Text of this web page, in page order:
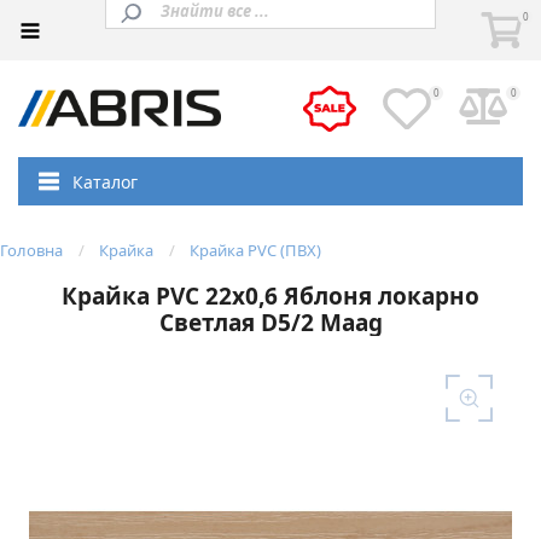
0
0 0
Каталог
Головна Крайка Крайка PVC (ПВХ)
Крайка PVC 22х0,6 Яблоня локарно
Светлая D5/2 Maag